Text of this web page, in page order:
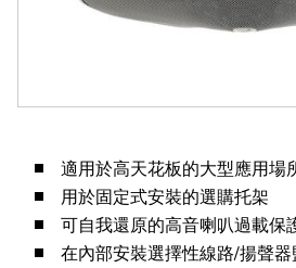
適用於高天花板的大型應用場
用於固定式安裝的選購托架
可自我還原的高音喇叭過載保
在內部安裝選擇性線路/揚聲